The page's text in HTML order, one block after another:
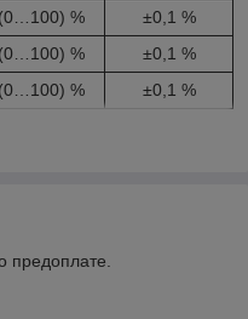
(0…100) %
±0,1 %
(0…100) %
±0,1 %
(0…100) % ±0,1 %
предоплате.